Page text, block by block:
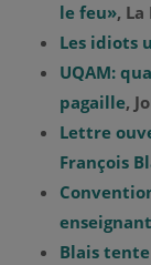
le feu»,
Les idiots
UQAM:
pagaille,
Lettre
François
Blais